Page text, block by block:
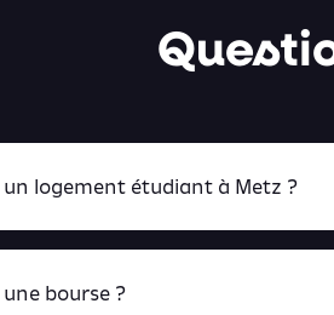
logement étudiant à Metz ?
bourse ?